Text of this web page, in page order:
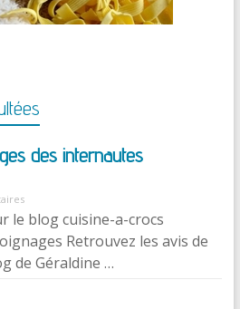
des internautes
le blog cuisine-a-crocs
Retrouvez les avis de
de Géraldine …